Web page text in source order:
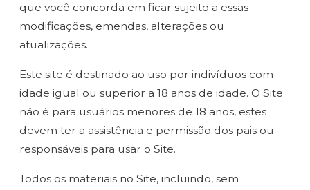
que você concorda em ficar sujeito a essas
modificações, emendas, alterações ou
atualizações.
Este site é destinado ao uso por indivíduos com
idade igual ou superior a 18 anos de idade. O Site
não é para usuários menores de 18 anos, estes
devem ter a assistência e permissão dos pais ou
responsáveis para usar o Site.
Todos os materiais no Site, incluindo, sem